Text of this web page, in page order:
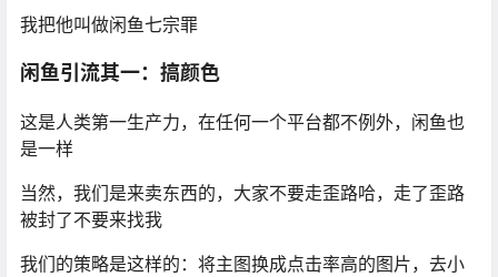
我把他叫做闲鱼七宗罪
闲鱼引流其一：搞颜色
这是人类第一生产力，在任何一个平台都不例外，闲鱼也
是一样
当然，我们是来卖东西的，大家不要走歪路哈，走了歪路
被封了不要来找我
我们的策略是这样的：将主图换成点击率高的图片，去小